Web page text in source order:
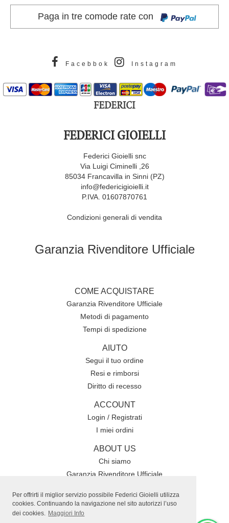
Per offrirti il miglior servizio possibile Federici Gioielli utilizza
cookies. Continuando la navigazione nel sito autorizzi l’uso
dei cookies. Maggiori Info
Paga in tre comode rate con
Facebbok Instagram
FEDERICI GIOIELLI
Federici Gioielli snc
Via Luigi Ciminelli ,26
85034 Francavilla in Sinni (PZ)
info@federicigioielli.it
P.IVA. 01607870761
Condizioni generali di vendita
Garanzia Rivenditore Ufficiale
COME ACQUISTARE
Garanzia Rivenditore Ufficiale
Metodi di pagamento
Tempi di spedizione
AIUTO
Segui il tuo ordine
Resi e rimborsi
Diritto di recesso
ACCOUNT
Login / Registrati
I miei ordini
ABOUT US
Chi siamo
Garanzia Rivenditore Ufficiale
Contatti